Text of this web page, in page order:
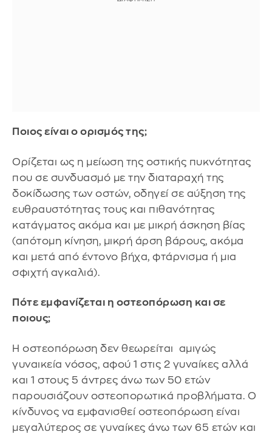
Ποιος είναι ο ορισμός της;
Ορίζεται ως η μείωση της οστικής πυκνότητας
που σε συνδυασμό με την διαταραχή της
δοκίδωσης των οστών, οδηγεί σε αύξηση της
ευθραυστότητας τους και πιθανότητας
κατάγματος ακόμα και με μικρή άσκηση βίας
(απότομη κίνηση, μικρή άρση βάρους, ακόμα
και μετά από έντονο βήχα, φτάρνισμα ή μια
σφιχτή αγκαλιά).
Πότε εμφανίζεται η οστεοπόρωση και σε
ποιους;
Η οστεοπόρωση δεν θεωρείται αμιγώς
γυναικεία νόσος, αφού 1 στις 2 γυναίκες αλλά
και 1 στους 5 άντρες άνω των 50 ετών
παρουσιάζουν οστεοπορωτικά προβλήματα. Ο
κίνδυνος να εμφανισθεί οστεοπόρωση είναι
μεγαλύτερος σε γυναίκες άνω των 65 ετών και